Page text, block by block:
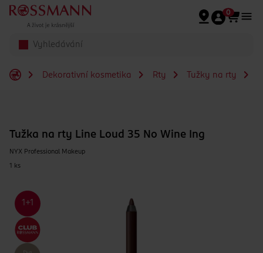
Přeskočit na hlavmní obsah
0
Dekorativní kosmetika Rty Tužky na rty
Tužka na rty Line Loud 35 No Wine Ing
NYX Professional Makeup
1 ks